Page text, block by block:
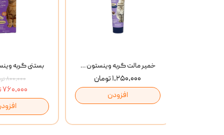
۸۰۰,۰۰۰ تومان
۷۶۰,۰۰۰ تومان
خمیر مالت گربه وینستون Winston Flea Seed Husks وزن 100 گرم
۱,۲۵۰,۰۰۰ تومان
افزودن